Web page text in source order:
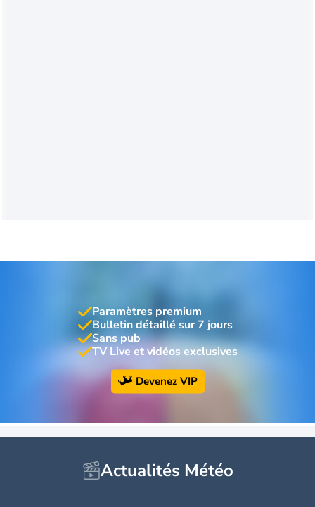
Paramètres premium
Bulletin détaillé sur 7 jours
Sans pub
TV Live et vidéos exclusives
Devenez VIP
Actualités Météo